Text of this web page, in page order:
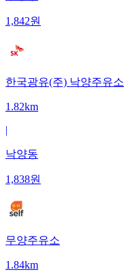
1,842원
한국광유(주) 낙양주유소
1.82km
|
낙양동
1,838원
무양주유소
1.84km